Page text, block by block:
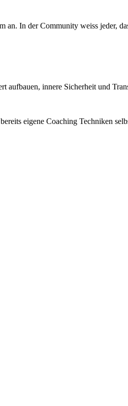
In der Community weiss jeder,
innere Sicherheit und
eigene Coaching Techniken